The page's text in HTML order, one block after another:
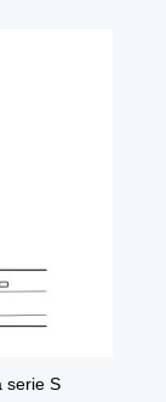
serie S